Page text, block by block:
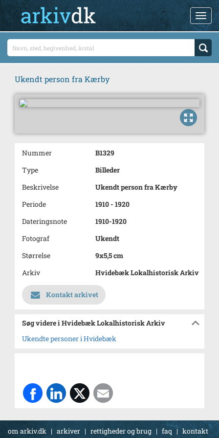
Ukendt person fra Kærby
Nummer
B1329
Type
Billeder
Beskrivelse
Ukendt person fra Kærby
Periode
1910 - 1920
Dateringsnote
1910-1920
Fotograf
Ukendt
Størrelse
9x5,5 cm
Arkiv
Hvidebæk Lokalhistorisk Arkiv
Kontakt arkivet
Søg videre i Hvidebæk Lokalhistorisk Arkiv
Ukendte personer i Hvidebæk
om arkiv.dk | arkiver | rettigheder og brug | faq | kontakt